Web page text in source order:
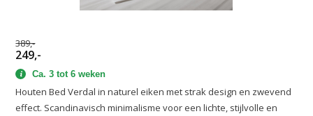
389,-
249,-
Ca. 3 tot 6 weken
Houten Bed Verdal in naturel eiken met strak design en zwevend
effect. Scandinavisch minimalisme voor een lichte, stijlvolle en